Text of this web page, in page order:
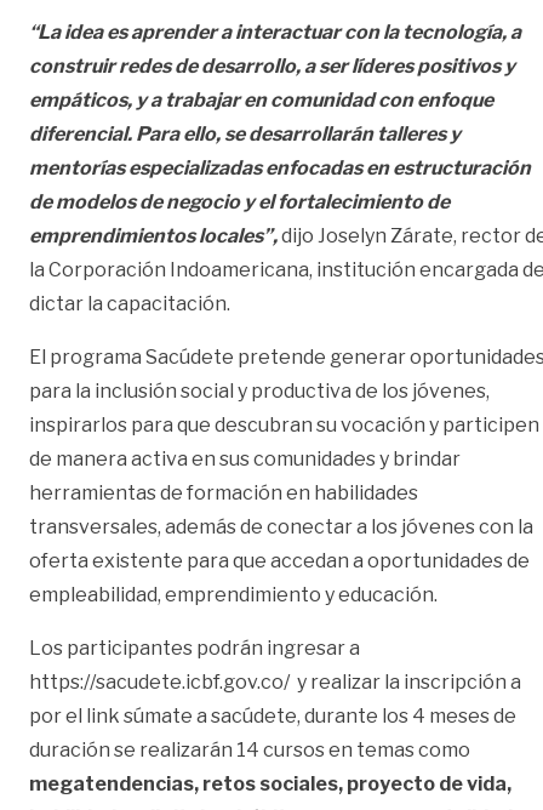
“La idea es aprender a interactuar con la tecnología, a
construir redes de desarrollo, a ser líderes positivos y
empáticos, y a trabajar en comunidad con enfoque
diferencial. Para ello, se desarrollarán talleres y
mentorías especializadas enfocadas en estructuración
de modelos de negocio y el fortalecimiento de
emprendimientos locales”,dijo Joselyn Zárate, rector
la Corporación Indoamericana, institución encargada
dictar la capacitación.
El programa Sacúdete pretende generar
para la inclusión social y productiva de los jóvenes,
inspirarlos para que descubran su vocación y participen
de manera activa en sus comunidades y brindar
herramientas de formación en habilidades
transversales, además de conectar a los jóvenes con la
oferta existente para que accedan a oportunidades de
empleabilidad, emprendimiento y educación.
Los participantes podrán ingresar a
https://sacudete.icbf.gov.co/y realizar la inscripción a
por el link súmate a sacúdete, durante los 4 meses de
duración se realizarán 14 cursos en temas como
megatendencias, retos sociales, proyecto de vida,